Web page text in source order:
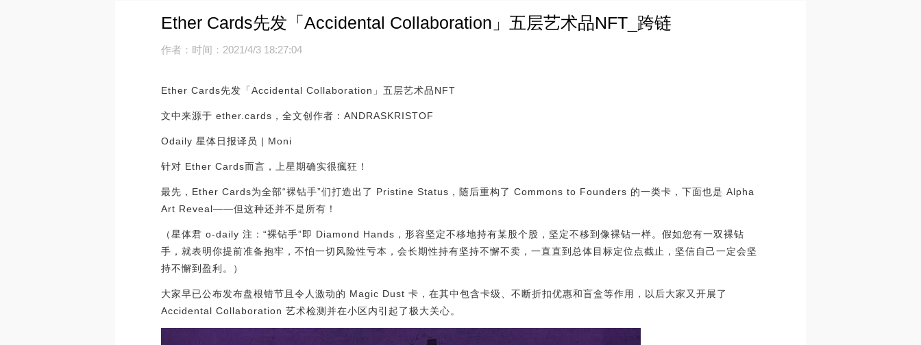
Ether Cards先发「Accidental Collaboration」五层艺术品NFT_跨链
作者： 时间：2021/4/3 18:27:04
Ether Cards先发「Accidental Collaboration」五层艺术品NFT
文中来源于 ether.cards，全文创作者：ANDRASKRISTOF
Odaily 星体日报译员 | Moni
针对 Ether Cards而言，上星期确实很瘋狂！
最先，Ether Cards为全部“裸钻手”们打造出了 Pristine Status，随后重构了 Commons to Founders 的一类卡，下面也是 Alpha
Art Reveal——但这种还并不是所有！
（星体君 o-daily 注：“裸钻手”即 Diamond Hands，形容坚定不移地持有某股个股，坚定不移到像裸钻一样。假如您有一双裸钻
手，就表明你提前准备抱牢，不怕一切风险性亏本，会长期性持有坚持不懈不卖，一直直到总体目标定位点截止，坚信自己一定会坚
持不懈到盈利。）
大家早已公布发布盘根错节且令人激动的 Magic Dust 卡，在其中包含卡级、不断折扣优惠和盲盒等作用，以后大家又开展了
Accidental Collaboration 艺术检测并在小区内引起了极大关心。